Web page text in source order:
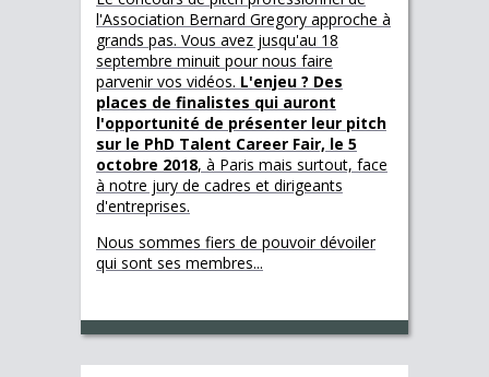
l'Association Bernard Gregory approche à
grands pas. Vous avez jusqu'au 18
septembre minuit pour nous faire
parvenir vos vidéos. L'enjeu ? Des
places de finalistes qui auront
l'opportunité de présenter leur pitch
sur le PhD Talent Career Fair, le 5
octobre 2018, à Paris mais surtout, face
à notre jury de cadres et dirigeants
d'entreprises.
Nous sommes fiers de pouvoir dévoiler
qui sont ses membres...